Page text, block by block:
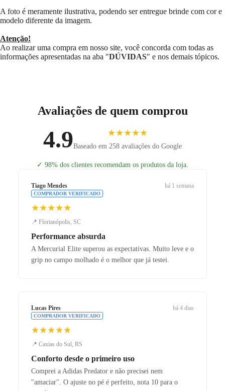
A foto é meramente ilustrativa, podendo ser entregue brinde com cor e
modelo diferente da imagem.
Atenção!
Ao realizar uma compra em nosso site, você concorda com todas as
informações apresentadas na aba "DÚVIDAS" e nos demais tópicos.
Avaliações de quem comprou
4.9 ★★★★★
Baseado em 258 avaliações do Google
✓ 98% dos clientes recomendam os produtos da loja.
Tiago Mendes
COMPRADOR VERIFICADO
há 1 semana
★★★★★
📍 Florianópolis, SC
Performance absurda
A Mercurial Elite superou as expectativas. Muito leve e o
grip no campo molhado é o melhor que já testei.
Lucas Pires
COMPRADOR VERIFICADO
há 4 dias
★★★★★
📍 Caxias do Sul, RS
Conforto desde o primeiro uso
Comprei a Adidas Predator e não precisei nem
"amaciar". O ajuste no pé é perfeito, nota 10 para o